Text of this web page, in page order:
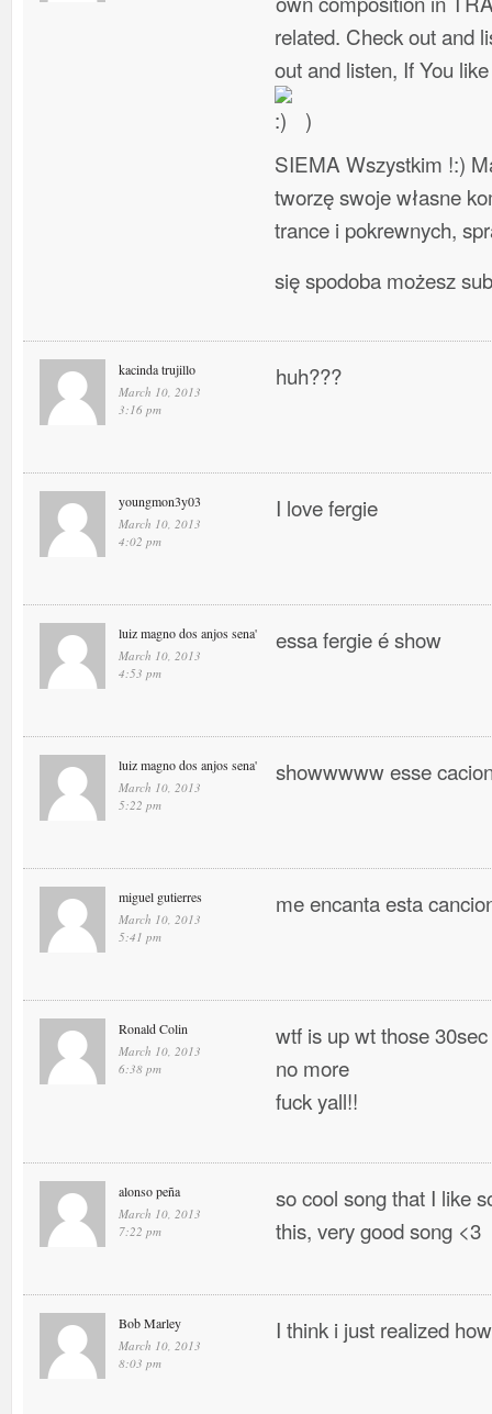
related. Check out and
out and listen, If You
)
SIEMA Wszystkim !:)
tworzę swoje własne
trance i pokrewnych,
się spodoba możesz
kacinda trujillo
March 10, 2013
3:16 pm
huh???
youngmon3y03
March 10, 2013
4:02 pm
I love fergie
luiz magno dos anjos sena'
March 10, 2013
4:53 pm
essa fergie é show
luiz magno dos anjos sena'
March 10, 2013
5:22 pm
showwwww esse
miguel gutierres
March 10, 2013
5:41 pm
me encanta esta
Ronald Colin
March 10, 2013
6:38 pm
wtf is up wt those
no more
fuck yall!!
alonso peña
March 10, 2013
7:22 pm
so cool song that I like
this, very good song <3
Bob Marley
March 10, 2013
8:03 pm
I think i just realized